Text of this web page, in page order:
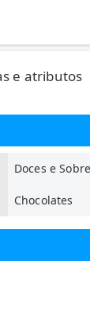
e atributos
Doces e
Chocolates